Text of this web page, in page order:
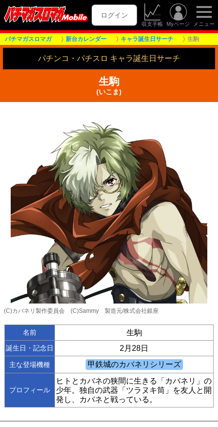
ログイン
収支手帳 Myページ メニュー
パチマガスロマガ 新台カレンダー キャラ誕生日サーチ 生駒
パチンコ・パチスロ キャラ誕生日サーチ
生駒
(いこま)
(C)カバネリ製作委員会 (C)Sammy 製造元/株式会社銀座
名前 生駒
誕生日・記念日 2月28日
主な登場機種
プロフィール
ヒトとカバネの狭間に生きる「カバネリ」の
少年。独自の武器「ツラヌキ筒」を友人と開
発し、カバネと戦っている。